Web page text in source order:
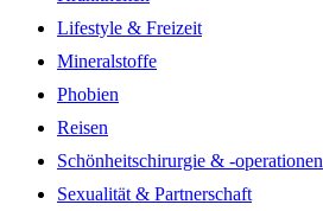
Lifestyle & Freizeit
Mineralstoffe
Phobien
Reisen
Schönheitschirurgie & -operationen
Sexualität & Partnerschaft